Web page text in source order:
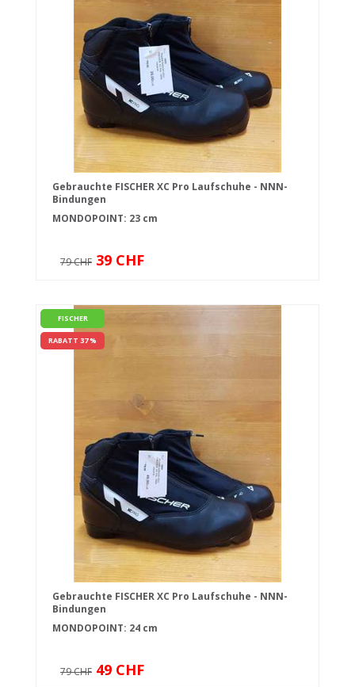
Gebrauchte FISCHER XC Pro Laufschuhe - NNN-
Bindungen
MONDOPOINT: 23 cm
79 CHF 39 CHF
FISCHER
RABATT 37 %
Gebrauchte FISCHER XC Pro Laufschuhe - NNN-
Bindungen
MONDOPOINT: 24 cm
79 CHF 49 CHF